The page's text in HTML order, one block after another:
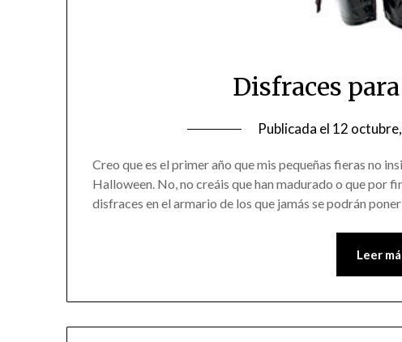
Disfraces
Publicada el 12
Creo que es el primer año que mis pequeñas fieras no
Halloween. No, no creáis que han madurado o que por
disfraces en el armario de los que jamás se podrán
Leer